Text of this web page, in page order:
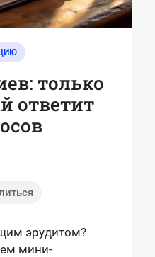
только
ответит
эрудитом?
мини-